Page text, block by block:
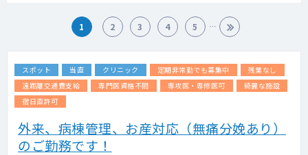
1 2 3 4 5
スポット 当直 クリニック 定期非常勤でも募集中
残業なし
遠距離交通費支給
専門医資格不問 専攻医・専修医可
綺麗な施設
宿日直許可
外来、病棟管理、お産対応（無痛分娩あり）
のご勤務です！